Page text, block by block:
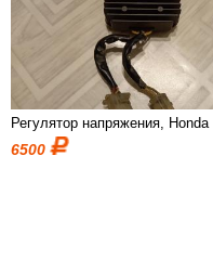
Регулятор напряжения, Honda
6500